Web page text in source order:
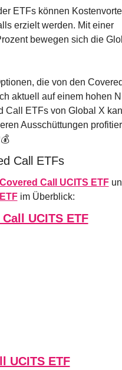
ETFs können
erzielt werden. Mit einer
bewegen sich die
die von den
Call ETFs von Global X
Ausschüttungen
Call ETFs
Call UCITS ETF
im Überblick:
UCITS ETF
UCITS ETF